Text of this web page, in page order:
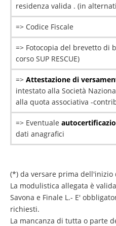
residenza valida . (in
=> Codice Fiscale
=> Fotocopia del brevetto di
corso SUP RESCUE)
=> Attestazione di
intestato alla Società
alla quota associativa -
=> Eventuale
dati anagrafici
(*) da versare prima dell'inizio
La modulistica allegata è
Savona e Finale L.- E'
richiesti.
La mancanza di tutta o parte